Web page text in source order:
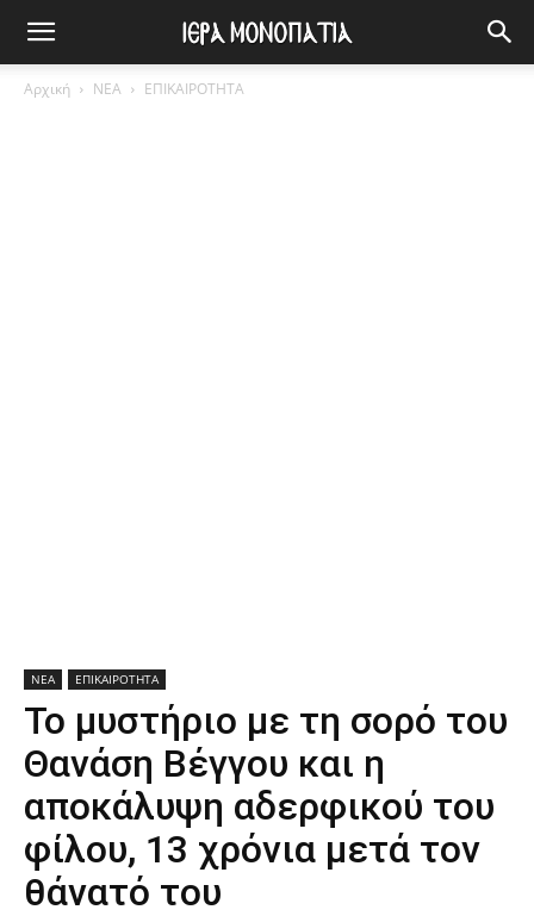
Αρχική ΝΕΑ ΕΠΙΚΑΙΡΟΤΗΤΑ
ΝΕΑ ΕΠΙΚΑΙΡΟΤΗΤΑ
Το μυστήριο με τη σορό του
Θανάση Βέγγου και η
αποκάλυψη αδερφικού του
φίλου, 13 χρόνια μετά τον
θάνατό του